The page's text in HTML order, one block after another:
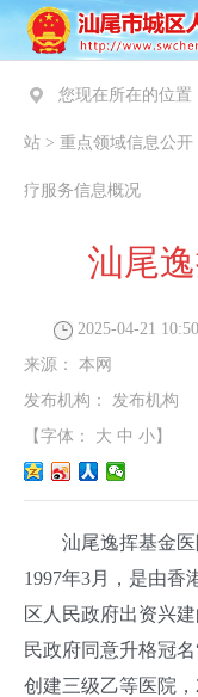
您现在所在的位置
站 > 重点领域信息公开
疗服务信息概况
汕尾
2025-04-21 10:50
来源： 本网
发布机构： 发布机构
【字体： 大 中 小 】
汕尾逸挥基金医
1997年3月，是由香
区人民政府出资兴
民政府同意升格冠
创建三级乙等医院